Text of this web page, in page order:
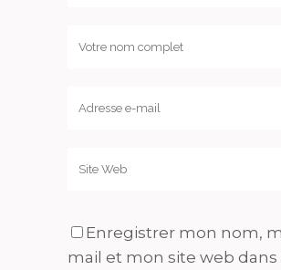
Enregistrer mon nom,
mail et mon site web dans